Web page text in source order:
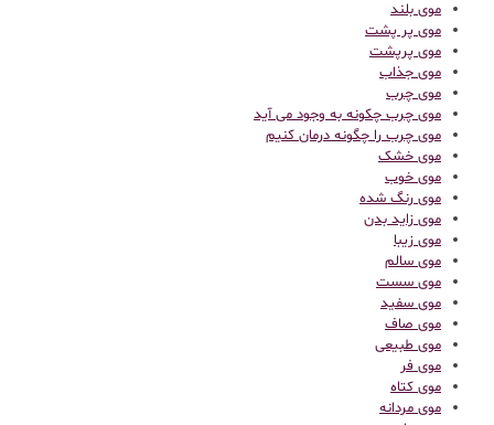
موی بلند
موی پر پشت
موی پرپشت
موی جذاب
موی چرب
موی چرب چکونه به وجود می آید
موی چرب را چگونه درمان کنیم
موی خشک
موی خوب
موی رنگ شده
موی زاید بدن
موی زیبا
موی سالم
موی سست
موی سفید
موی صاف
موی طبیعی
موی فر
موی کتاه
موی مردانه